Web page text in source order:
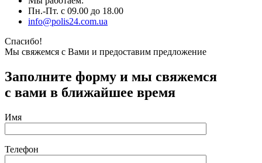
Пн.-Пт. с 09.00 до 18.00
info@polis24.com.ua
Спасибо!
Мы свяжемся с Вами и предоставим предложение
Заполните форму и мы свяжемся
с вами в ближайшее время
Имя
Телефон